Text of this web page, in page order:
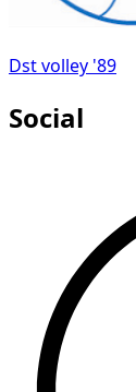
Dst volley '89
Social